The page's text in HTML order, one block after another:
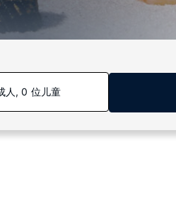
人, 0 位儿童